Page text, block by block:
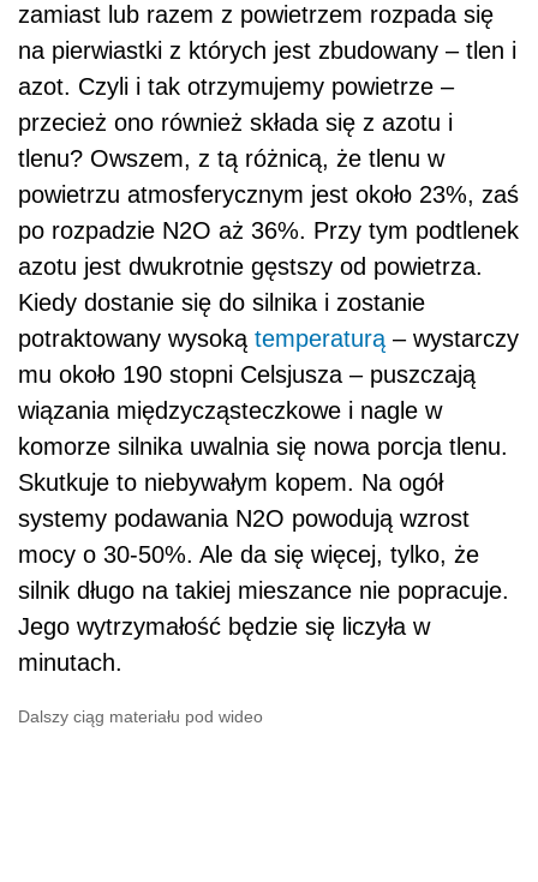
zamiast lub razem z powietrzem rozpada się
na pierwiastki z których jest zbudowany – tlen i
azot. Czyli i tak otrzymujemy powietrze –
przecież ono również składa się z azotu i
tlenu? Owszem, z tą różnicą, że tlenu w
powietrzu atmosferycznym jest około 23%, zaś
po rozpadzie N2O aż 36%. Przy tym podtlenek
azotu jest dwukrotnie gęstszy od powietrza.
Kiedy dostanie się do silnika i zostanie
potraktowany wysoką temperaturą – wystarczy
mu około 190 stopni Celsjusza – puszczają
wiązania międzycząsteczkowe i nagle w
komorze silnika uwalnia się nowa porcja tlenu.
Skutkuje to niebywałym kopem. Na ogół
systemy podawania N2O powodują wzrost
mocy o 30-50%. Ale da się więcej, tylko, że
silnik długo na takiej mieszance nie popracuje.
Jego wytrzymałość będzie się liczyła w
minutach.
Dalszy ciąg materiału pod wideo